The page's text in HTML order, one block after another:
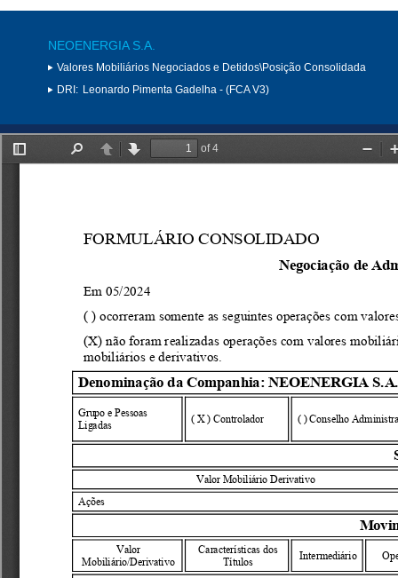
NEOENERGIA S.A.
Valores Mobiliários Negociados e Detidos\Posição Consolidada
DRI: Leonardo Pimenta Gadelha - (FCA V3)